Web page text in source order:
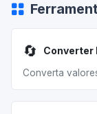
🔄 Converter
Converta